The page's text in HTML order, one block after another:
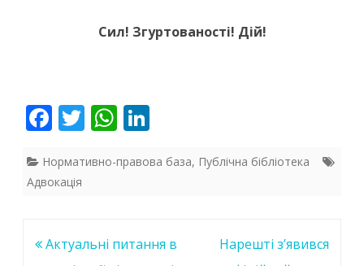
Сил! Згуртованості! Дій!
F
e
b
o
T
itt
W
at
p
k
n
Нормативно-правова база, Публічна бібліотека
Адвокація
Навігація
Актуальні питання в
Нарешті з’явився